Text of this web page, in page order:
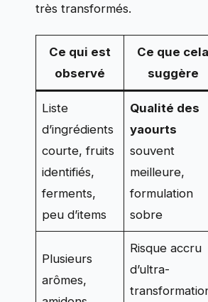
très transformés.
Ce qui est
observé
Ce que cela
suggère
Liste
d’ingrédients
courte, fruits
identifiés,
ferments,
peu d’items
Qualité des
yaourts
souvent
meilleure,
formulation
sobre
Plusieurs
arômes,
Risque accru
d’ultra-